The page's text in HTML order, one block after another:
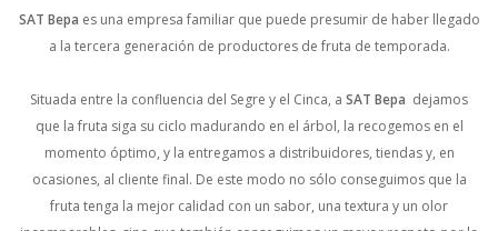
SAT Bepa es una empresa familiar que puede presumir de haber llegado
a la tercera generación de productores de fruta de temporada.
Situada entre la confluencia del Segre y el Cinca, a SAT Bepa dejamos
que la fruta siga su ciclo madurando en el árbol, la recogemos en el
momento óptimo, y la entregamos a distribuidores, tiendas y, en
ocasiones, al cliente final. De este modo no sólo conseguimos que la
fruta tenga la mejor calidad con un sabor, una textura y un olor